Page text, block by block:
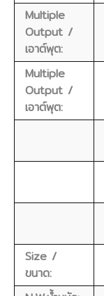
Multiple
Output /
เอาต์พุต:
Multiple
Output /
เอาต์พุต:
Size /
ขนาด: